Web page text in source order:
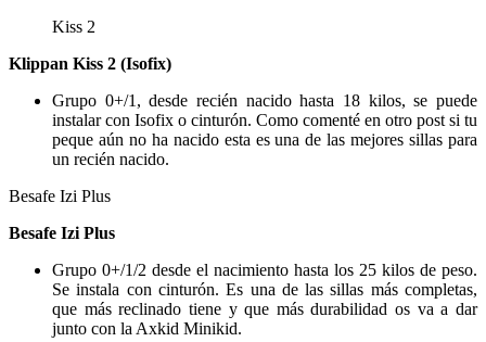
Kiss 2
Klippan Kiss 2 (Isofix)
Grupo 0+/1, desde recién nacido hasta 18 kilos, se puede
instalar con Isofix o cinturón. Como comenté en otro post si tu
peque aún no ha nacido esta es una de las mejores sillas para
un recién nacido.
Besafe Izi Plus
Besafe Izi Plus
Grupo 0+/1/2 desde el nacimiento hasta los 25 kilos de peso.
Se instala con cinturón. Es una de las sillas más completas,
que más reclinado tiene y que más durabilidad os va a dar
junto con la Axkid Minikid.